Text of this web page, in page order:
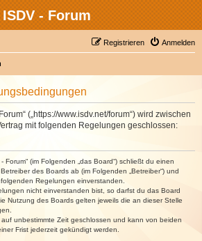
ISDV - Forum
Anmelden
Registrieren
(„https://www.isdv.net/forum“) wird zwischen
mit folgenden Regelungen geschlossen:
Forum“ (im Folgenden „das Board“) schließt du einen
des Boards ab (im Folgenden „Betreiber“) und
Regelungen einverstanden.
nicht einverstanden bist, so darfst du das Board
Nutzung des Boards gelten jeweils die an dieser Stelle
unbestimmte Zeit geschlossen und kann von beiden
Frist jederzeit gekündigt werden.